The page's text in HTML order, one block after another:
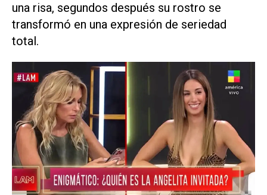
una risa, segundos después su rostro se
transformó en una expresión de seriedad
total.